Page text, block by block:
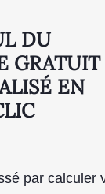
DU
GRATUIT
EN
par calculer